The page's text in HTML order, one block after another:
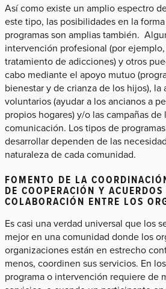
Así como existe un amplio espectro
este tipo, las posibilidades en la
programas son amplias también.
intervención profesional (por
tratamiento de adicciones) y otros
cabo mediante el apoyo mutuo
bienestar y de crianza de los hijos), la
voluntarios (ayudar a los ancianos a
propios hogares) y/o las campañas
comunicación. Los tipos de
desarrollar dependen de las
naturaleza de cada comunidad.
FOMENTO DE LA
DE COOPERACIÓN Y ACUERDOS
COLABORACIÓN ENTRE LOS
Es casi una verdad universal que los
mejor en una comunidad donde los
organizaciones están en estrecho
menos, coordinen sus servicios. En
programa o intervención requiere de